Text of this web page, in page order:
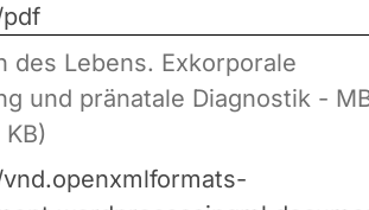
des Lebens. Exkorporale
und pränatale Diagnostik -